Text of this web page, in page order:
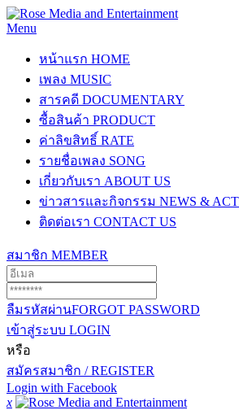
Menu
หน้าแรก HOME
เพลง MUSIC
สารคดี DOCUMENTARY
ซื้อสินค้า PRODUCT
ค่าลิขสิทธิ์ RATE
รายชื่อเพลง SONG
เกี่ยวกับเรา ABOUT US
ข่าวสารและกิจกรรม NEWS &
ติดต่อเรา CONTACT US
สมาชิก MEMBER
ลืมรหัสผ่านFORGOT PASSWORD
เข้าสู่ระบบ LOGIN
หรือ
สมัครสมาชิก / REGISTER
Login with Facebook
x